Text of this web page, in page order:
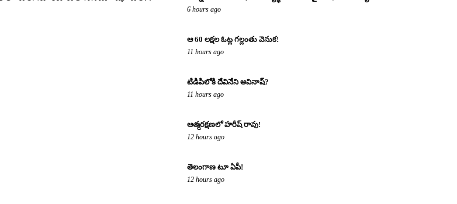
6 hours ago
ఆ 60 లక్షల ఓట్ల గల్లంతు వెనుక!
11 hours ago
టిడిపిలోకి దేవినేని అవినాష్?
11 hours ago
ఆత్మరక్షణలో హరీష్ రావు!
12 hours ago
తెలంగాణ టూ ఏపీ!
12 hours ago